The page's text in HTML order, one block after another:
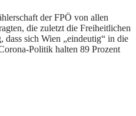
der FPÖ von allen
die zuletzt die Freiheitlichen
dass sich Wien „eindeutig“ in die
Politik halten 89 Prozent